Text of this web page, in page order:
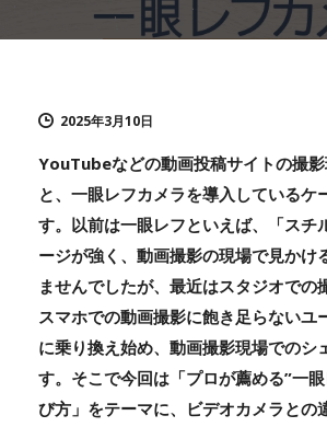
2025年3月10日
YouTubeなどの動画投稿サイトの撮
と、一眼レフカメラを導入しているケ
す。以前は一眼レフといえば、「スチ
ージが強く、動画撮影の現場で見かけ
ませんでしたが、最近はスタジオでの
スマホでの動画撮影に飽き足らないユ
に乗り換え始め、動画撮影現場でのシ
す。そこで今回は「プロが薦める”一
び方」をテーマに、ビデオカメラとの